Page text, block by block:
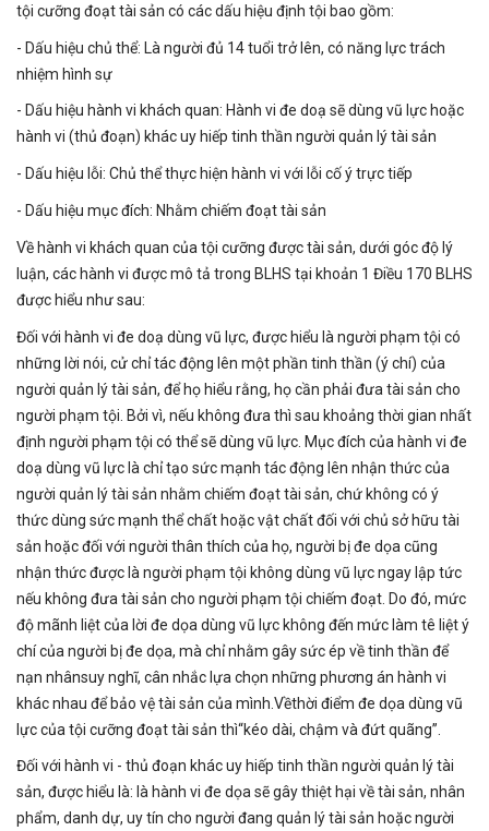
tội cưỡng đoạt tài sản có các dấu hiệu định tội bao gồm:
- Dấu hiệu chủ thể: Là người đủ 14 tuổi trở lên, có năng lực trách
nhiệm hình sự
- Dấu hiệu hành vi khách quan: Hành vi đe doạ sẽ dùng vũ lực hoặc
hành vi (thủ đoạn) khác uy hiếp tinh thần người quản lý tài sản
- Dấu hiệu lỗi: Chủ thể thực hiện hành vi với lỗi cố ý trực tiếp
- Dấu hiệu mục đích: Nhằm chiếm đoạt tài sản
Về hành vi khách quan của tội cưỡng được tài sản, dưới góc độ lý
luận, các hành vi được mô tả trong BLHS tại khoản 1 Điều 170 BLHS
được hiểu như sau:
Đối với hành vi đe doạ dùng vũ lực, được hiểu là người phạm tội có
những lời nói, cử chỉ tác động lên một phần tinh thần (ý chí) của
người quản lý tài sản, để họ hiểu rằng, họ cần phải đưa tài sản cho
người phạm tội. Bởi vì, nếu không đưa thì sau khoảng thời gian nhất
định người phạm tội có thể sẽ dùng vũ lực. Mục đích của hành vi đe
doạ dùng vũ lực là chỉ tạo sức mạnh tác động lên nhận thức của
người quản lý tài sản nhằm chiếm đoạt tài sản, chứ không có ý
thức dùng sức mạnh thể chất hoặc vật chất đối với chủ sở hữu tài
sản hoặc đối với người thân thích của họ, người bị đe dọa cũng
nhận thức được là người phạm tội không dùng vũ lực ngay lập tức
nếu không đưa tài sản cho người phạm tội chiếm đoạt. Do đó, mức
độ mãnh liệt của lời đe dọa dùng vũ lực không đến mức làm tê liệt ý
chí của người bị đe dọa, mà chỉ nhằm gây sức ép về tinh thần để
nạn nhânsuy nghĩ, cân nhắc lựa chọn những phương án hành vi
khác nhau để bảo vệ tài sản của mình.Vềthời điểm đe dọa dùng vũ
lực của tội cưỡng đoạt tài sản thì“kéo dài, chậm và đứt quãng”.
Đối với hành vi - thủ đoạn khác uy hiếp tinh thần người quản lý tài
sản, được hiểu là: là hành vi đe dọa sẽ gây thiệt hại về tài sản, nhân
phẩm, danh dự, uy tín cho người đang quản lý tài sản hoặc người